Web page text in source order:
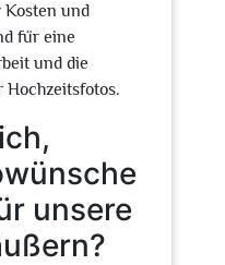
Kosten und
für eine
und die
unsere